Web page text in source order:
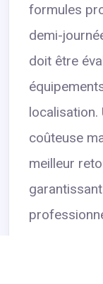
formules
demi-
doit être
localisation.
coûteuse
meilleur